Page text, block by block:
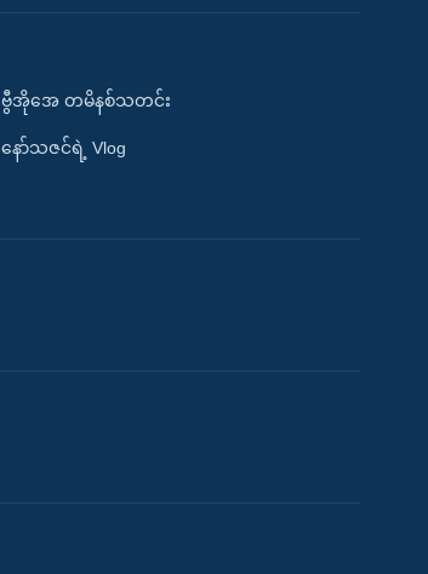
ဗွီအိုအေ တမိနစ်သတင်း
နော်သဇင်ရဲ့ Vlog